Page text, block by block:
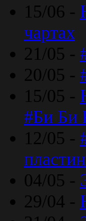
15/06 -
чартах
21/05 -
20/05 -
15/05 -
#Би Би
12/05 -
04/05 -
29/04 -